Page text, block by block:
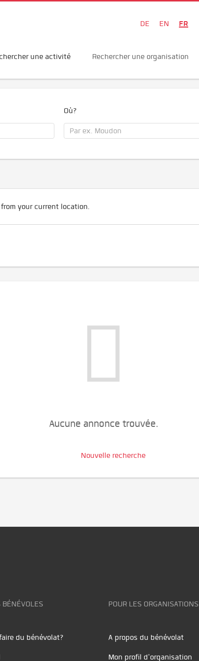
DE EN FR
une activité Rechercher une organisation
Où?
your current location.
Aucune annonce trouvée.
Nouvelle recherche
BÉNÉVOLES
du bénévolat?
POUR LES ORGANISATIONS
A propos du bénévolat
Mon profil d'organisation